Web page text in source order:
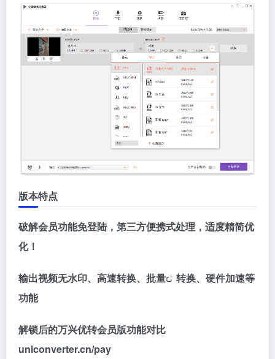
版本特点
破解会员功能免登陆，第三方便携式处理，适度精简优
化！
输出视频无水印、高速转换、 批量
转换、硬件加速等
功能
解锁后的万兴优转会员版功能对比
uniconverter.cn/pay